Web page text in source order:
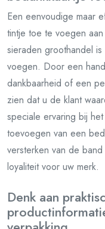
Een eenvoudige maar
tintje toe te voegen
sieraden groothandel
voegen. Door een
dankbaarheid of een
zien dat u de klant
speciale ervaring bij
toevoegen van een
versterken van de
loyaliteit voor uw merk.
Denk aan